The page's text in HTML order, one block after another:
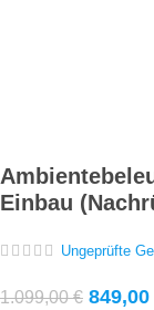
Einbau
Ungeprüfte
1.099,00€ 849,00